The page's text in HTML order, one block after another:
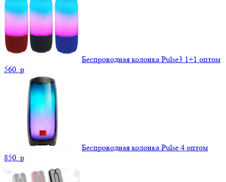
Беспроводная колонка Pulse3 1+1 оптом
560. p
Беспроводная колонка Pulse 4 оптом
850. p